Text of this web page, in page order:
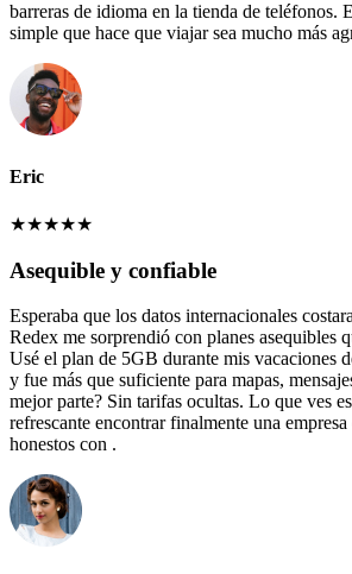
barreras de idioma en la tienda de teléfonos.
simple que hace que viajar sea mucho más
Eric
★★★★★
Asequible y confiable
Esperaba que los datos internacionales
Redex me sorprendió con planes asequibles
Usé el plan de 5GB durante mis vacaciones
y fue más que suficiente para mapas,
mejor parte? Sin tarifas ocultas. Lo que ves
refrescante encontrar finalmente una
honestos con .